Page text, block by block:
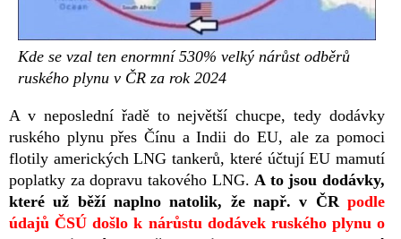
Kde se vzal ten enormní 530% velký nárůst odběrů
ruského plynu v ČR za rok 2024
A v neposlední řadě to největší chucpe, tedy dodávky
ruského plynu přes Čínu a Indii do EU, ale za pomoci
flotily amerických LNG tankerů, které účtují EU mamutí
poplatky za dopravu takového LNG. A to jsou dodávky,
které už běží naplno natolik, že např. v ČR podle
údajů ČSÚ došlo k nárůstu dodávek ruského plynu o